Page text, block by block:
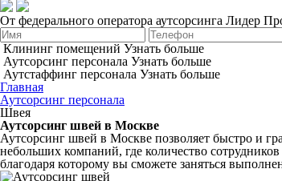
От федерального оператора аутсорсинга Лидер
Клининг помещений Узнать больше
Аутсорсинг персонала Узнать больше
Аутстаффинг персонала Узнать больше
Главная
Аутсорсинг персонала
Швея
Аутсорсинг швей в Москве
Аутсорсинг швей в Москве позволяет быстро и
небольших компаний, где количество
благодаря которому вы сможете заняться